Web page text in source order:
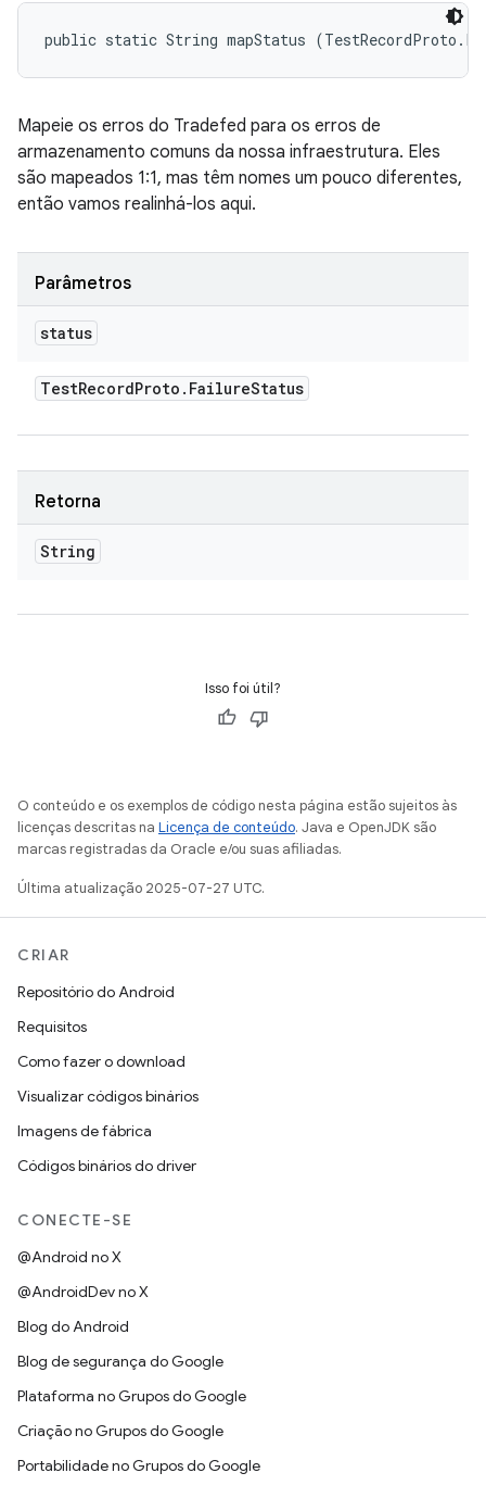
public static String mapStatus
Mapeie os erros do Tradefed para os erros de
armazenamento comuns da nossa infraestrutura. Eles
são mapeados 1:1, mas têm nomes um pouco diferentes,
então vamos realinhá-los aqui.
Parâmetros
status
TestRecordProto . FailureStatus
Retorna
String
Isso foi útil?
O conteúdo e os exemplos de código nesta página estão sujeitos às
licenças descritas na Licença de conteúdo. Java e OpenJDK são
marcas registradas da Oracle e/ou suas afiliadas.
Última atualização 2025-07-27 UTC.
CRIAR
Repositório do Android
Requisitos
Como fazer o download
Visualizar códigos binários
Imagens de fábrica
Códigos binários do driver
CONECTE-SE
@Android no X
@AndroidDev no X
Blog do Android
Blog de segurança do Google
Plataforma no Grupos do Google
Criação no Grupos do Google
Portabilidade no Grupos do Google